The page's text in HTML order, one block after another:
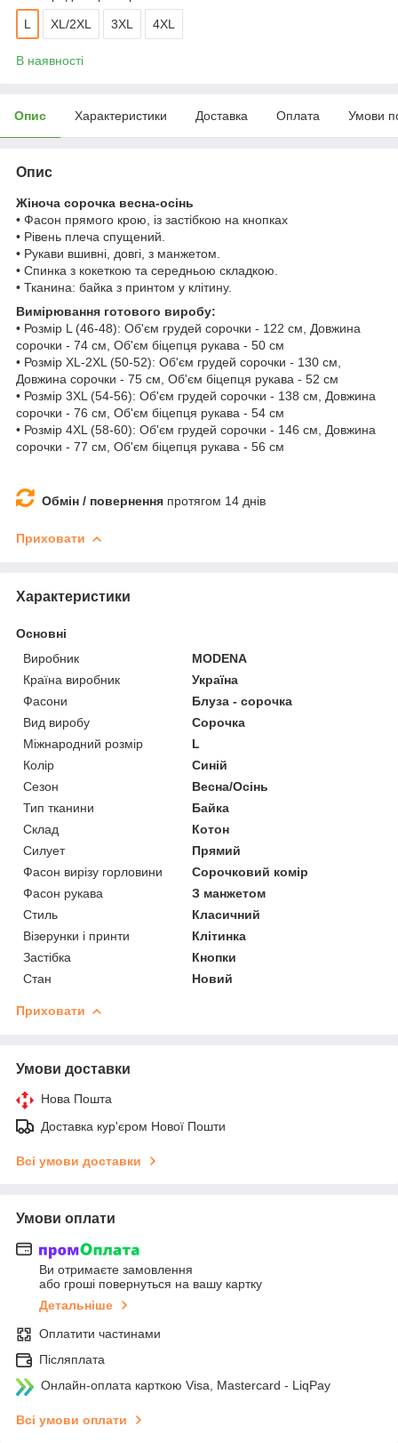
L XL/2XL 3XL 4XL
В наявності
Опис Характеристики Доставка Оплата Умови
Опис
Жіноча сорочка весна-осінь
• Фасон прямого крою, із застібкою на кнопках
• Рівень плеча спущений.
• Рукави вшивні, довгі, з манжетом.
• Спинка з кокеткою та середньою складкою.
• Тканина: байка з принтом у клітину.
Вимірювання готового виробу:
• Розмір L (46-48): Об'єм грудей сорочки - 122 см, Довжина
сорочки - 74 см, Об'єм біцепця рукава - 50 см
• Розмір XL-2XL (50-52): Об'єм грудей сорочки - 130 см,
Довжина сорочки - 75 см, Об'єм біцепця рукава - 52 см
• Розмір 3XL (54-56): Об'єм грудей сорочки - 138 см, Довжина
сорочки - 76 см, Об'єм біцепця рукава - 54 см
• Розмір 4XL (58-60): Об'єм грудей сорочки - 146 см, Довжина
сорочки - 77 см, Об'єм біцепця рукава - 56 см
Обмін / повернення протягом 14 днів
Приховати
Характеристики
Основні
Виробник
MODENA
Країна виробник
Україна
Фасони
Блуза - сорочка
Вид виробу
Сорочка
Міжнародний розмір
L
Колір
Синій
Сезон
Весна/Осінь
Тип тканини
Байка
Склад
Котон
Силует
Прямий
Фасон вирізу горловини
Сорочковий комір
Фасон рукава
З манжетом
Стиль
Класичний
Візерунки і принти
Клітинка
Застібка
Кнопки
Стан
Новий
Приховати
Умови доставки
Нова Пошта
Доставка кур'єром Нової Пошти
Всі умови доставки
Умови оплати
Ви отримаєте замовлення
або гроші повернуться на вашу картку
Детальніше
Оплатити частинами
Післяплата
Онлайн-оплата карткою Visa, Mastercard - LiqPay
Всі умови оплати